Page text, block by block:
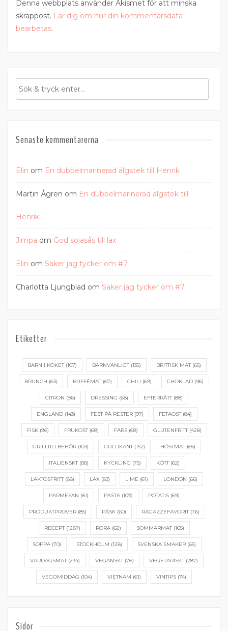
Denna webbplats använder Akismet för att minska
skräppost. Lär dig om hur din kommentarsdata
bearbetas.
Senaste kommentarerna
Elin om En dubbelmarinerad älgstek till Henrik
Martin Ågren om En dubbelmarinerad älgstek till
Henrik
Jimpa om God sojasås till lax
Elin om Saker jag tycker om #7
Charlotta Ljungblad om Saker jag tycker om #7
Etiketter
BARN I KÖKET(107) BARNVÄNLIGT(135) BRITTISK MAT(65)
BRUNCH (63) BUFFÉMAT(67) CHILI (69) CHOKLAD (96)
CITRON (96) DRESSING (68) EFTERRÄTT(88)
ENGLAND(143) FEST PÅ RESTER(97) FETAOST(84)
FISK(96) FRUKOST(68) FÄRS(68) GLUTENFRITT(428)
GRILLTILLBEHÖR (103) GULDKANT(152) HÖSTMAT(65)
ITALIENSKT(88) KYCKLING (75) KÖTT(62)
LAKTOSFRITT(88) LAX (83) LIME (61) LONDON (66)
PARMESAN (81) PASTA(109) POTATIS(69)
PRODUKTPROVER(85) PÅSK(60) RAGAZZEFAVORIT(76)
RECEPT(1287) RÖRA(62) SOMMARMAT(165)
SOPPA(70) STOCKHOLM (128) SVENSKA SMAKER(65)
VARDAGSMAT(234) VEGANSKT(76) VEGETARISKT(287)
VEGOMIDDAG (104) VIETNAM (61) VINTIPS (74)
Sidor